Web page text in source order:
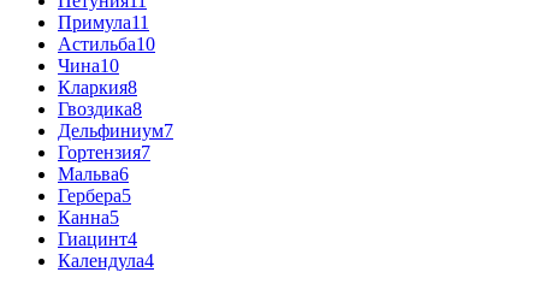
Примула11
Астильба10
Чина10
Кларкия8
Гвоздика8
Дельфиниум7
Гортензия7
Мальва6
Гербера5
Канна5
Гиацинт4
Календула4